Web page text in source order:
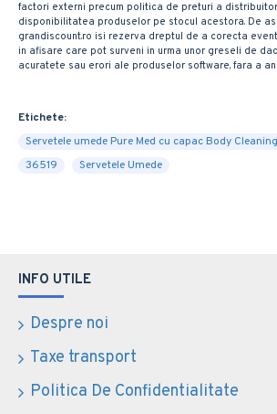
factori externi precum politica de preturi a
disponibilitatea produselor pe stocul acestora. De
grandiscount.ro isi rezerva dreptul de a corecta
in afisare care pot surveni in urma unor greseli de
acuratete sau erori ale produselor software, fara a
Etichete:
Servetele umede Pure Med cu capac Body
36519
Servetele Umede
INFO UTILE
Despre noi
Taxe transport
Politica De Confidentialitate